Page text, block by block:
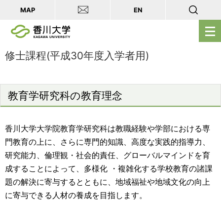
メ
ニ
く
MAP EN
修士課程(平成30年度入学者用)
教育学研究科の教育理念
香川大学大学院教育学研究科は教職経験や学部における専
門教育の上に、さらに専門的知識、高度な実践的指導力、
研究能力、倫理観・社会的責任、グローバルマインドを育
成することによって、多様化 ・複雑化する学校教育の諸課
題の解決に寄与するとともに、地域福祉や地域文化の向上
に寄与できる人材の養成を目指します。